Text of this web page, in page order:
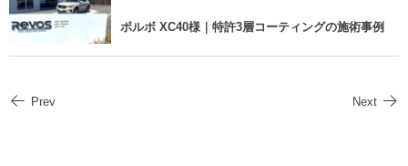
ボルボ XC40様｜特許3層コーティングの施術事例
Prev Next